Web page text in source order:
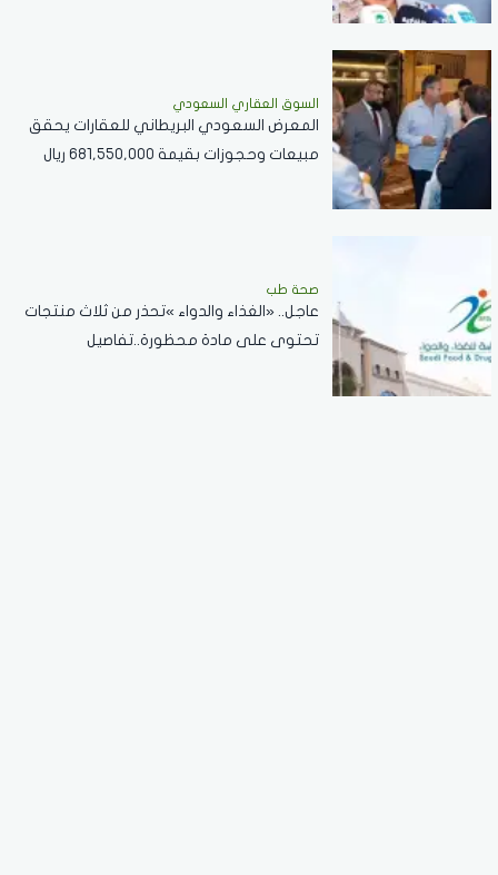
السوق العقاري السعودي
المعرض السعودي البريطاني للعقارات يحقق
مبيعات وحجوزات بقيمة 681,550,000 ريال
صحة طب
عاجل.. «الغذاء والدواء »تحذر من ثلاث منتجات
تحتوى على مادة محظورة..تفاصيل